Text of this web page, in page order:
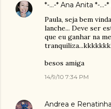
*-...-* Ana Anita *-...-*
Paula, seja bem
lanche... Deve ser
que eu ganhar na
besos amiga
14/9/10 7:34 PM
Andrea e Renatinha